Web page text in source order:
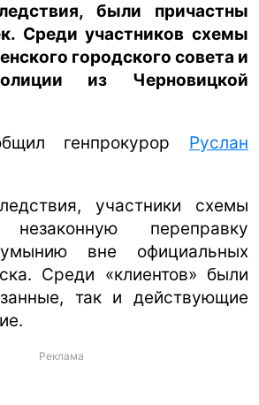
были причастны
Среди участников схемы
городского совета и
из Черновицкой
генпрокурор Руслан
участники схемы
незаконную переправку
вне официальных
Среди «клиентов» были
так и действующие
Реклама